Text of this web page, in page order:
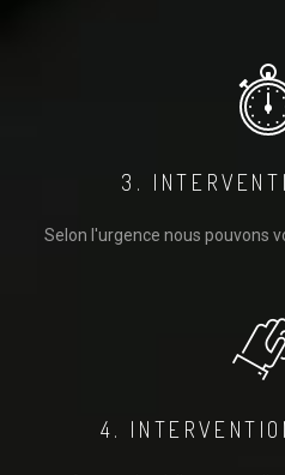
3.
Selon l'urgence nous pouvons
4.